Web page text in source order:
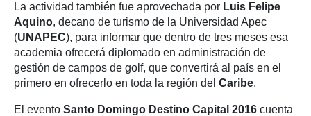
La actividad también fue aprovechada por Luis Felipe
Aquino, decano de turismo de la Universidad Apec
(UNAPEC), para informar que dentro de tres meses esa
academia ofrecerá diplomado en administración de
gestión de campos de golf, que convertirá al país en el
primero en ofrecerlo en toda la región del Caribe.
El evento Santo Domingo Destino Capital 2016 cuenta